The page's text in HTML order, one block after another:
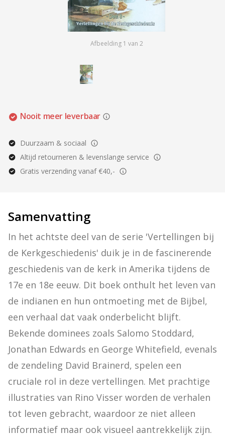
Afbeelding 1 van 2
Nooit meer leverbaar
Duurzaam & sociaal
Altijd retourneren & levenslange service
Gratis verzending vanaf €40,-
Samenvatting
In het achtste deel van de serie 'Vertellingen bij
de Kerkgeschiedenis' duik je in de fascinerende
geschiedenis van de kerk in Amerika tijdens de
17e en 18e eeuw. Dit boek onthult het leven van
de indianen en hun ontmoeting met de Bijbel,
een verhaal dat vaak onderbelicht blijft.
Bekende dominees zoals Salomo Stoddard,
Jonathan Edwards en George Whitefield, evenals
de zendeling David Brainerd, spelen een
cruciale rol in deze vertellingen. Met prachtige
illustraties van Rino Visser worden de verhalen
tot leven gebracht, waardoor ze niet alleen
informatief maar ook visueel aantrekkelijk zijn.